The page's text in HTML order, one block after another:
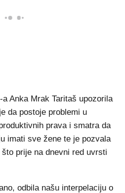
Anka Mrak Taritaš upozorila
da postoje problemi u
prava i smatra da
imati sve žene te je pozvala
prije na dnevni red uvrsti
odbila našu interpelaciju o